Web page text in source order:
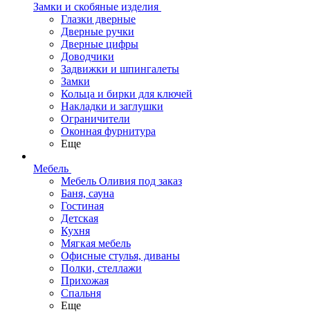
Замки и скобяные изделия
Глазки дверные
Дверные ручки
Дверные цифры
Доводчики
Задвижки и шпингалеты
Замки
Кольца и бирки для ключей
Накладки и заглушки
Ограничители
Оконная фурнитура
Еще
Мебель
Мебель Оливия под заказ
Баня, сауна
Гостиная
Детская
Кухня
Мягкая мебель
Офисные стулья, диваны
Полки, стеллажи
Прихожая
Спальня
Еще